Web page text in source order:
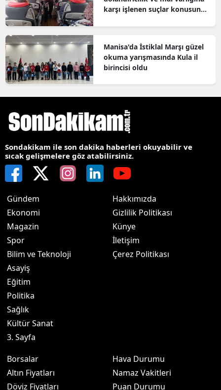
karşı işlenen suçlar konusunda
Manisa'da İstiklal Marşı güzel
okuma yarışmasında Kula il
birincisi oldu
Sondakikam ile son dakika haberleri okuyabilir ve
sıcak gelişmelere göz atabilirsiniz.
Gündem
Ekonomi
Magazin
Spor
Bilim ve Teknoloji
Asayiş
Eğitim
Politika
Sağlık
Kültür Sanat
3. Sayfa
Hakkımızda
Gizlilik Politikası
Künye
İletişim
Çerez Politikası
Borsalar
Altın Fiyatları
Döviz Fiyatları
Hava Durumu
Namaz Vakitleri
Puan Durumu